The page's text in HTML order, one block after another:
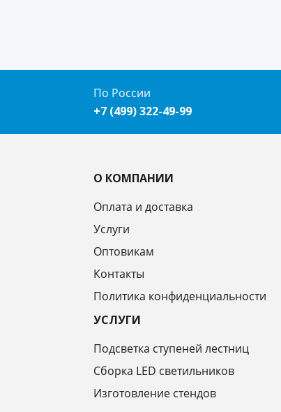
По России
+7 (499) 322-49-99
О КОМПАНИИ
Оплата и доставка
Услуги
Оптовикам
Контакты
Политика конфиденциальности
УСЛУГИ
Подсветка ступеней лестниц
Сборка LED светильников
Изготовление стендов